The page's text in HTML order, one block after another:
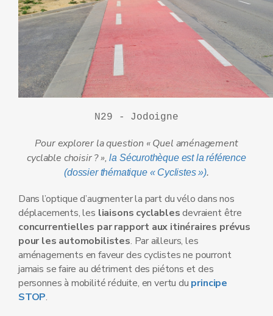
N29 - Jodoigne
Pour explorer la question « Quel aménagement
cyclable choisir ? »,la Sécurothèque est la référence
(dossier thématique « Cyclistes »).
Dans l’optique d’augmenter la part du vélo dans nos
déplacements, les liaisons cyclablesdevraient être
concurrentielles par rapport aux itinéraires prévus
pour les automobilistes. Par ailleurs, les
aménagements en faveur des cyclistes ne pourront
jamais se faire au détriment des piétons et des
personnes à mobilité réduite, en vertu du principe
STOP.